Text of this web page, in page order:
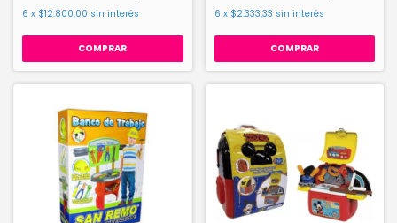
6 x $12.800,00 sin interés 6 x $2.333,33 sin interés